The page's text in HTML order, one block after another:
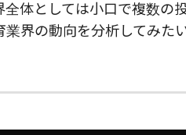
体としては小口で複数の
界の動向を分析してみたい